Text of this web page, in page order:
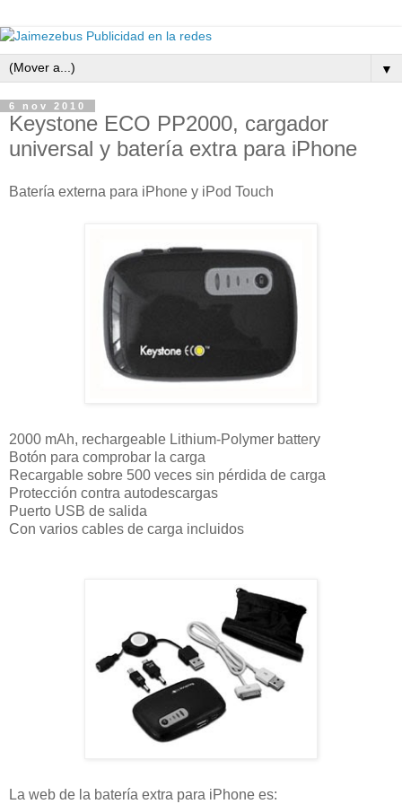
▼
6 nov 2010
Keystone ECO PP2000, cargador
universal y batería extra para iPhone
Batería externa para iPhone y iPod Touch
2000 mAh, rechargeable Lithium-Polymer battery
Botón para comprobar la carga
Recargable sobre 500 veces sin pérdida de carga
Protección contra autodescargas
Puerto USB de salida
Con varios cables de carga incluidos
La web de la batería extra para iPhone es: